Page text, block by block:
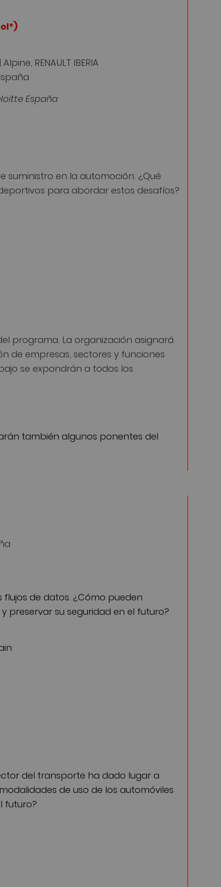
RENAULT IBERIA
España
en la automoción. ¿Qué
para abordar estos desafíos?
programa. La organización asignará
de empresas, sectores y funciones
se expondrán a todos los
también algunos ponentes del
flujos de datos. ¿Cómo pueden
preservar su seguridad en el futuro?
del transporte ha dado lugar a
de uso de los automóviles
futuro?